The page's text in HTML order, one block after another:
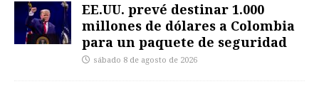
EE.UU. prevé destinar 1.000
millones de dólares a Colombia
para un paquete de seguridad
sábado 8 de agosto de 2026